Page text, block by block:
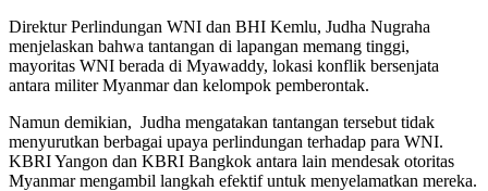
Direktur Perlindungan WNI dan BHI Kemlu, Judha Nugraha
menjelaskan bahwa tantangan di lapangan memang tinggi,
mayoritas WNI berada di Myawaddy, lokasi konflik bersenjata
antara militer Myanmar dan kelompok pemberontak.
Namun demikian, Judha mengatakan tantangan tersebut tidak
menyurutkan berbagai upaya perlindungan terhadap para WNI.
KBRI Yangon dan KBRI Bangkok antara lain mendesak otoritas
Myanmar mengambil langkah efektif untuk menyelamatkan mereka.